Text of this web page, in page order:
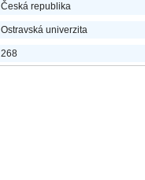
Česká republika
Ostravská univerzita
268